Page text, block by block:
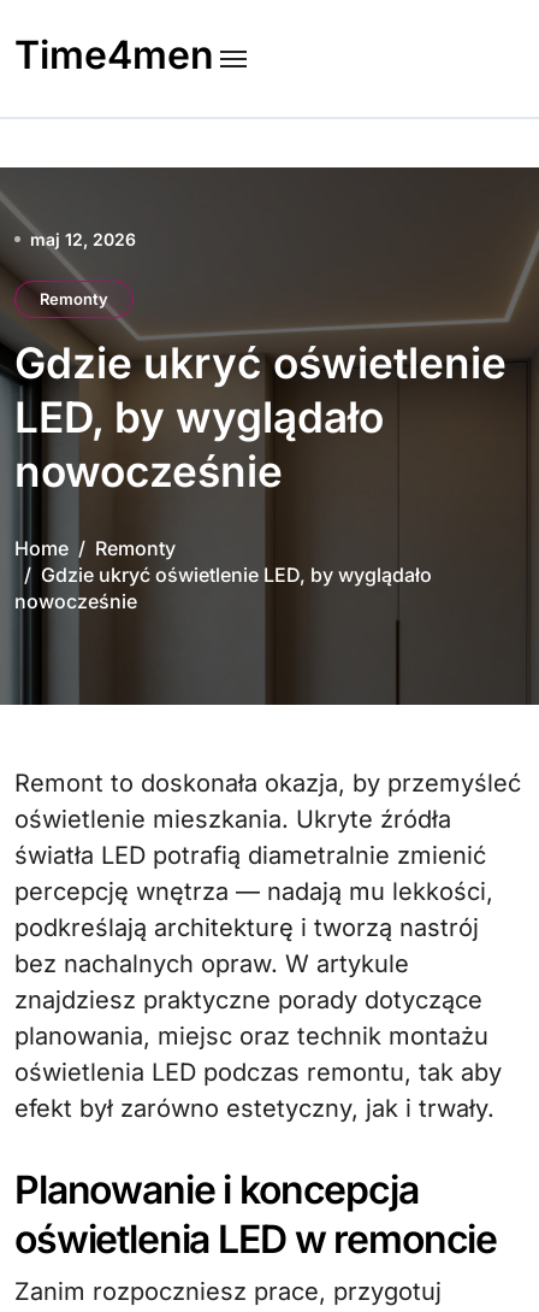
to
content
Time4men
maj 12, 2026
Remonty
Gdzie ukryć oświetlenie
LED, by wyglądało
nowocześnie
Home
Remonty
Gdzie ukryć oświetlenie LED, by wyglądało
nowocześnie
Remont to doskonała okazja, by przemyśleć
oświetlenie mieszkania. Ukryte źródła
światła LED potrafią diametralnie zmienić
percepcję wnętrza — nadają mu lekkości,
podkreślają architekturę i tworzą nastrój
bez nachalnych opraw. W artykule
znajdziesz praktyczne porady dotyczące
planowania, miejsc oraz technik montażu
oświetlenia LED podczas remontu, tak aby
efekt był zarówno estetyczny, jak i trwały.
Planowanie i koncepcja
oświetlenia LED w remoncie
Zanim rozpoczniesz prace, przygotuj